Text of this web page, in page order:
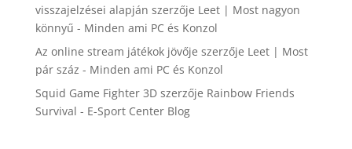
visszajelzései alapján szerzője Leet | Most nagyon
könnyű - Minden ami PC és Konzol
Az online stream játékok jövője szerzője Leet | Most
pár száz - Minden ami PC és Konzol
Squid Game Fighter 3Dszerzője Rainbow Friends
Survival - E-Sport Center Blog